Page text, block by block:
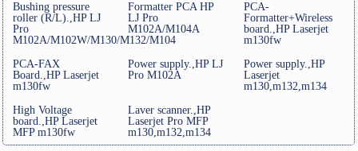
Bushing pressure
roller (R/L).,HP LJ
Pro
M102A/M102W/M130/M132/M104
Formatter PCA HP
LJ Pro
M102A/M104A
PCA-
Formatter+Wireless
board.,HP Laserjet
m130fw
PCA-FAX
Board.,HP Laserjet
m130fw
Power supply.,HP LJ
Pro M102A
Power supply.,HP
Laserjet
m130,m132,m134
High Voltage
board.,HP Laserjet
MFP m130fw
Laver scanner.,HP
Laserjet Pro MFP
m130,m132,m134